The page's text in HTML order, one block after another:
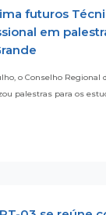
futuros
em
o Conselho Regional
palestras para os